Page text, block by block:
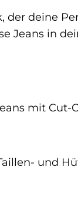
der deine
Jeans in
mit Cut-
und